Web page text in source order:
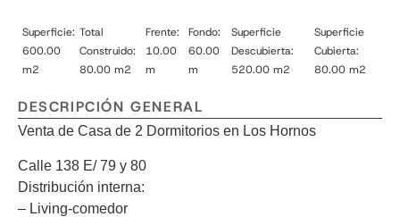
Superficie:
600.00
m2
Total
Construido:
80.00 m2
Frente:
10.00
m
Fondo:
60.00
m
Superficie
Descubierta:
520.00 m2
Superficie
Cubierta:
80.00 m2
DESCRIPCIÓN GENERAL
Venta de Casa de 2 Dormitorios en Los Hornos
Calle 138 E/ 79 y 80
Distribución interna:
– Living-comedor